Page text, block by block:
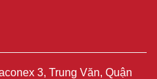
3, Trung Văn, Quận